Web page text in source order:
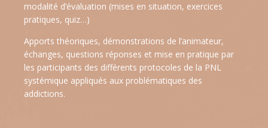
modalité d’évaluation (mises en situation, exercices
pratiques, quiz…)
Apports théoriques, démonstrations de l’animateur,
échanges, questions réponses et mise en pratique par
les participants des différents protocoles de la PNL
systémique appliqués aux problématiques des
addictions.